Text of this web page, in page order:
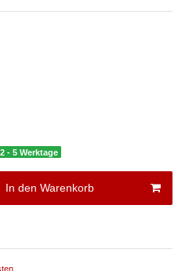
- 5 Werktage
In den Warenkorb